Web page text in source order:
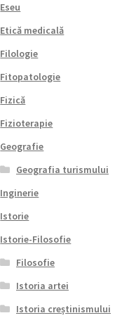
Eseu
Etică medicală
Filologie
Fitopatologie
Fizică
Fizioterapie
Geografie
Geografia turismului
Inginerie
Istorie
Istorie-Filosofie
Filosofie
Istoria artei
Istoria creștinismului